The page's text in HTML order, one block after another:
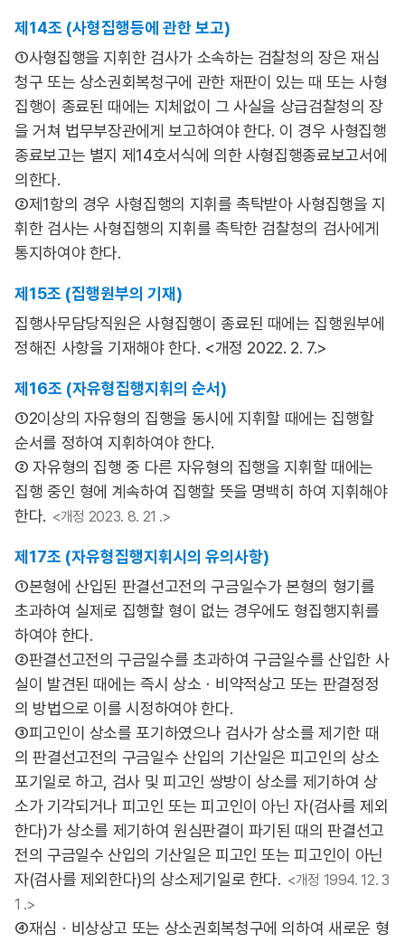
제14조 (사형집행등에 관한 보고)
①사형집행을 지휘한 검사가 소속하는 검찰청의 장은 재심
청구 또는 상소권회복청구에 관한 재판이 있는 때 또는 사형
집행이 종료된 때에는 지체없이 그 사실을 상급검찰청의 장
을 거쳐 법무부장관에게 보고하여야 한다. 이 경우 사형집행
종료보고는 별지 제14호서식에 의한 사형집행종료보고서에
의한다.
②제1항의 경우 사형집행의 지휘를 촉탁받아 사형집행을 지
휘한 검사는 사형집행의 지휘를 촉탁한 검찰청의 검사에게
통지하여야 한다.
제15조 (집행원부의 기재)
집행사무담당직원은 사형집행이 종료된 때에는 집행원부에
정해진 사항을 기재해야 한다. <개정 2022. 2. 7.>
제16조 (자유형집행지휘의 순서)
①2이상의 자유형의 집행을 동시에 지휘할 때에는 집행할
순서를 정하여 지휘하여야 한다.
② 자유형의 집행 중 다른 자유형의 집행을 지휘할 때에는
집행 중인 형에 계속하여 집행할 뜻을 명백히 하여 지휘해야
한다. <개정 2023. 8. 21 .>
제17조 (자유형집행지휘시의 유의사항)
①본형에 산입된 판결선고전의 구금일수가 본형의 형기를
초과하여 실제로 집행할 형이 없는 경우에도 형집행지휘를
하여야 한다.
②판결선고전의 구금일수를 초과하여 구금일수를 산입한 사
실이 발견된 때에는 즉시 상소ㆍ비약적상고 또는 판결정정
의 방법으로 이를 시정하여야 한다.
③피고인이 상소를 포기하였으나 검사가 상소를 제기한 때
의 판결선고전의 구금일수 산입의 기산일은 피고인의 상소
포기일로 하고, 검사 및 피고인 쌍방이 상소를 제기하여 상
소가 기각되거나 피고인 또는 피고인이 아닌 자(검사를 제외
한다)가 상소를 제기하여 원심판결이 파기된 때의 판결선고
전의 구금일수 산입의 기산일은 피고인 또는 피고인이 아닌
자(검사를 제외한다)의 상소제기일로 한다. <개정 1994. 12. 3
1 .>
④재심ㆍ비상상고 또는 상소권회복청구에 의하여 새로운 형